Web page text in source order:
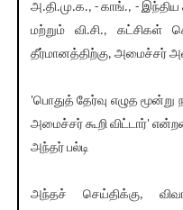
அ.தி.மு.க., - காங்., - இந்திய
மற்றும் வி.சி., கட்சிகள்
தீர்மானத்திற்கு, அமைச்சர்
'பொதுத் தேர்வு எழுத
அமைச்சர் கூறி விட்டார்'
அந்தர் பல்டி
அந்தச் செய்திக்கு,